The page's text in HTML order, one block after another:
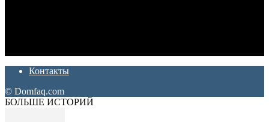
Контакты
© Domfaq.com
БОЛЬШЕ ИСТОРИЙ